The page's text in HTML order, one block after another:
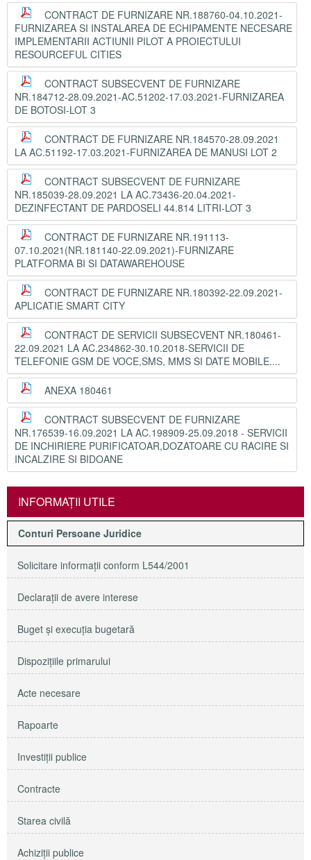
CONTRACT DE FURNIZARE NR.188760-04.10.2021-
FURNIZAREA SI INSTALAREA DE ECHIPAMENTE NECESARE
IMPLEMENTARII ACTIUNII PILOT A PROIECTULUI
RESOURCEFUL CITIES
CONTRACT SUBSECVENT DE FURNIZARE
NR.184712-28.09.2021-AC.51202-17.03.2021-FURNIZAREA
DE BOTOSI-LOT 3
CONTRACT DE FURNIZARE NR.184570-28.09.2021
LA AC.51192-17.03.2021-FURNIZAREA DE MANUSI LOT 2
CONTRACT SUBSECVENT DE FURNIZARE
NR.185039-28.09.2021 LA AC.73436-20.04.2021-
DEZINFECTANT DE PARDOSELI 44.814 LITRI-LOT 3
CONTRACT DE FURNIZARE NR.191113-
07.10.2021(NR.181140-22.09.2021)-FURNIZARE
PLATFORMA BI SI DATAWAREHOUSE
CONTRACT DE FURNIZARE NR.180392-22.09.2021-
APLICATIE SMART CITY
CONTRACT DE SERVICII SUBSECVENT NR.180461-
22.09.2021 LA AC.234862-30.10.2018-SERVICII DE
TELEFONIE GSM DE VOCE,SMS, MMS SI DATE MOBILE....
ANEXA 180461
CONTRACT SUBSECVENT DE FURNIZARE
NR.176539-16.09.2021 LA AC.198909-25.09.2018 - SERVICII
DE INCHIRIERE PURIFICATOAR,DOZATOARE CU RACIRE SI
INCALZIRE SI BIDOANE
INFORMAŢII UTILE
Conturi Persoane Juridice
Solicitare informaţii conform L544/2001
Declaraţii de avere interese
Buget şi execuţia bugetară
Dispoziţiile primarului
Acte necesare
Rapoarte
Investiţii publice
Contracte
Starea civilă
Achiziţii publice